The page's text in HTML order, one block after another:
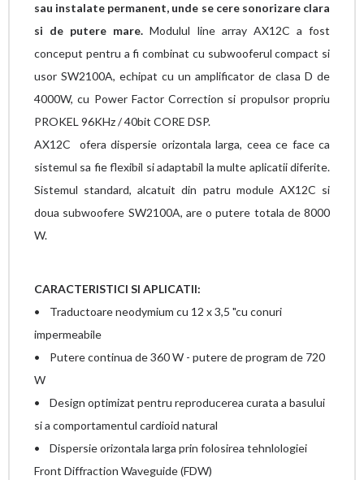
sau instalate permanent, unde se cere sonorizare clara
si de putere mare. Modulul line array AX12C a fost
conceput pentru a fi combinat cu subwooferul compact si
usor SW2100A, echipat cu un amplificator de clasa D de
4000W, cu Power Factor Correction si propulsor propriu
PROKEL 96KHz / 40bit CORE DSP.
AX12C ofera dispersie orizontala larga, ceea ce face ca
sistemul sa fie flexibil si adaptabil la multe aplicatii diferite.
Sistemul standard, alcatuit din patru module AX12C si
doua subwoofere SW2100A, are o putere totala de 8000
W.
CARACTERISTICI SI APLICATII:
• Traductoare neodymium cu 12 x 3,5 "cu conuri
impermeabile
• Putere continua de 360 W - putere de program de 720
W
• Design optimizat pentru reproducerea curata a basului
si a comportamentul cardioid natural
• Dispersie orizontala larga prin folosirea tehnlologiei
Front Diffraction Waveguide (FDW)